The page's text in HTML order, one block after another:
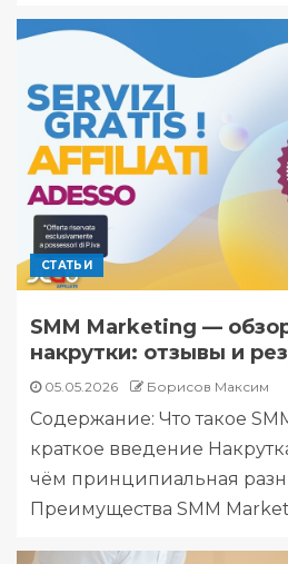
СТАТЬИ
SMM Marketing —
накрутки: отзывы и
05.05.2026 Борисов Максим
Содержание: Что такое
краткое введение
чём принципиальная
Преимущества SMM